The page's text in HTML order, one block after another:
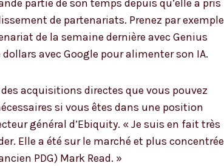
partie de son temps depuis qu’elle a pris
de partenariats. Prenez par exemple
de la semaine dernière avec Genius
avec Google pour alimenter son IA.
acquisitions directes que vous pouvez
si vous êtes dans une position
général d’Ebiquity. « Je suis en fait très
Elle a été sur le marché et plus concentrée
PDG) Mark Read. »